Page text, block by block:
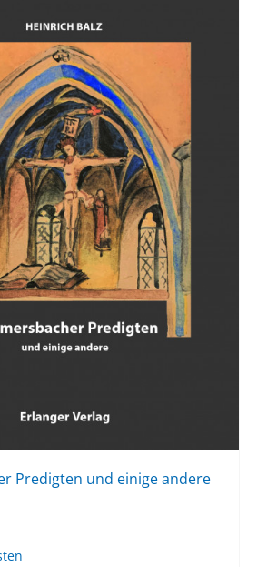
Pre­dig­ten und ei­ni­ge an­de­re